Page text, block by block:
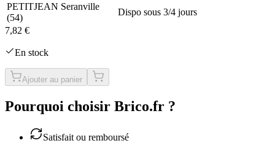
PETITJEAN Seranville
(54)
Dispo sous 3/4 jours
7,82 €
En stock
Ajouter au panier
Pourquoi choisir Brico.fr ?
Satisfait ou remboursé